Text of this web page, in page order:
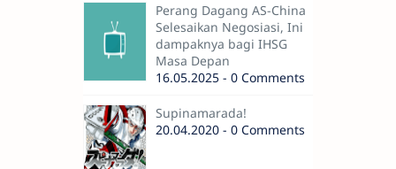
Perang Dagang AS-China
Selesaikan Negosiasi, Ini
dampaknya bagi IHSG
Masa Depan
16.05.2025 - 0 Comments
Supinamarada!
20.04.2020 - 0 Comments